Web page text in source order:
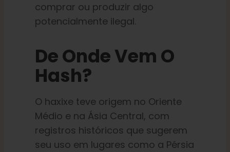
comprar ou produzir algo
potencialmente ilegal.
De Onde Vem O
Hash?
O haxixe teve origem no Oriente
Médio e na Ásia Central, com
registros históricos que sugerem
seu uso em lugares como a Pérsia